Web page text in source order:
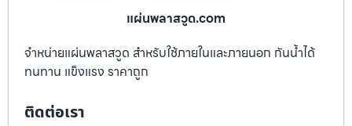
แผ่นพลาสวูด.com
จำหน่ายแผ่นพลาสวูด สำหรับใช้ภายในและภายนอก กันน้ำได้
ทนทาน แข็งแรง ราคาถูก
ติดต่อเรา